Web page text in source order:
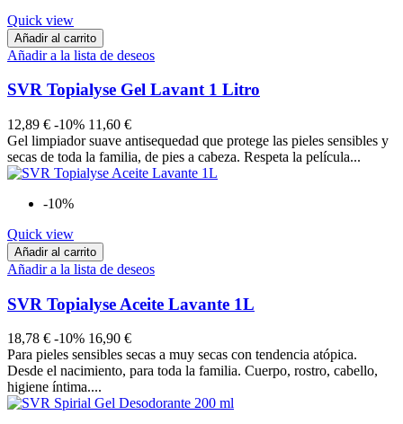
Quick view
Añadir al carrito
Añadir a la lista de deseos
SVR Topialyse Gel Lavant 1 Litro
12,89 € -10% 11,60 €
Gel limpiador suave antisequedad que protege las pieles sensibles y
secas de toda la familia, de pies a cabeza. Respeta la película...
-10%
Quick view
Añadir al carrito
Añadir a la lista de deseos
SVR Topialyse Aceite Lavante 1L
18,78 € -10% 16,90 €
Para pieles sensibles secas a muy secas con tendencia atópica.
Desde el nacimiento, para toda la familia. Cuerpo, rostro, cabello,
higiene íntima....